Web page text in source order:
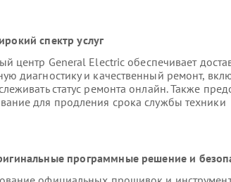
спектр услуг
центр General Electric обеспечивает
диагностику и качественный ремонт,
статус ремонта онлайн. Также
для продления срока службы техники
программные решение и